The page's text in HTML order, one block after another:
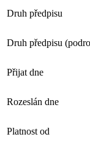
Druh předpisu
Druh předpisu
Přijat dne
Rozeslán dne
Platnost od